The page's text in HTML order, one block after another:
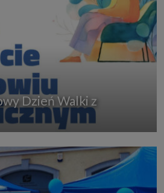
Dzień Walki z